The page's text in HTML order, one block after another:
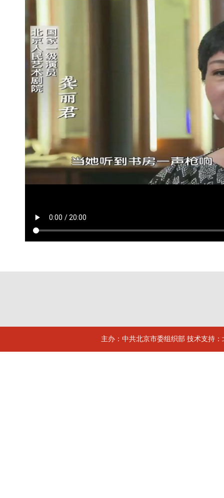
主办：中共北京市委组织部 技术支持